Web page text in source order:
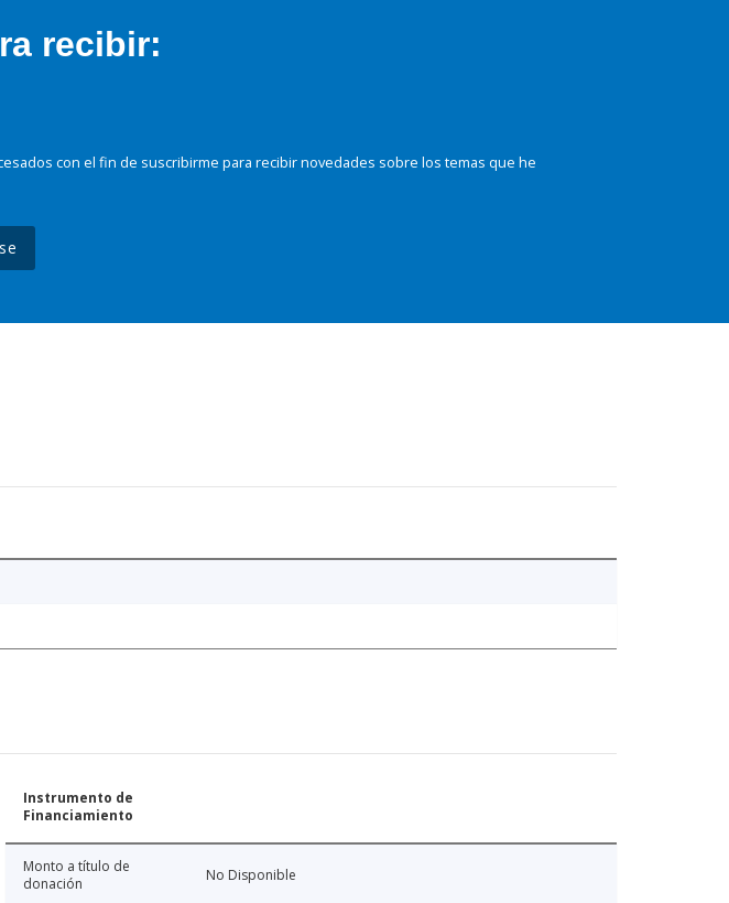
recibir:
con el fin de suscribirme para recibir novedades sobre los temas que he
Instrumento de
Financiamiento
Monto a título de
donación
No Disponible